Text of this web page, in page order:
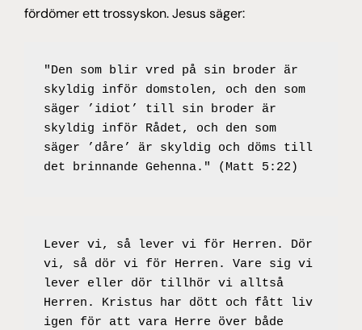
fördömer ett trossyskon. Jesus säger:
"Den som blir vred på sin broder är
skyldig inför domstolen, och den som
säger ’idiot’ till sin broder är
skyldig inför Rådet, och den som
säger ’dåre’ är skyldig och döms till
det brinnande Gehenna." (Matt 5:22)
Lever vi, så lever vi för Herren. Dör
vi, så dör vi för Herren. Vare sig vi
lever eller dör tillhör vi alltså
Herren. Kristus har dött och fått liv
igen för att vara Herre över både